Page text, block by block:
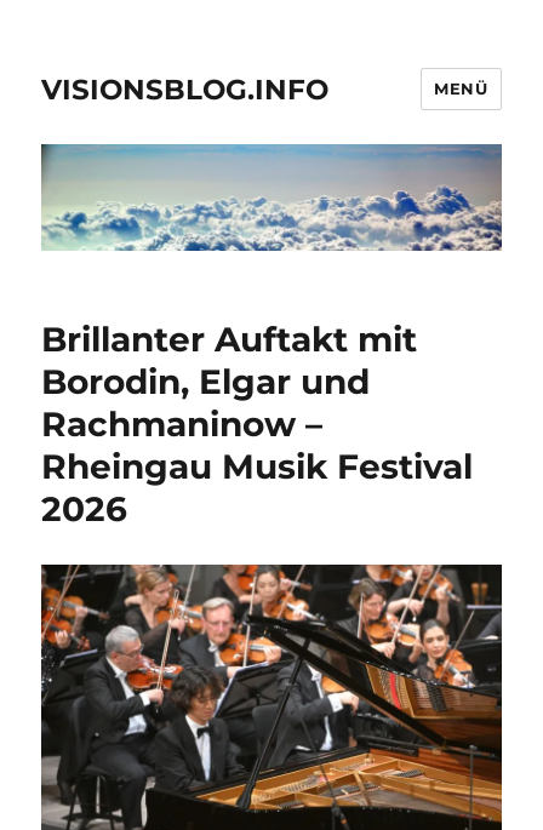
VISIONSBLOG.INFO MENÜ
Brillanter Auftakt mit
Borodin, Elgar und
Rachmaninow –
Rheingau Musik Festival
2026